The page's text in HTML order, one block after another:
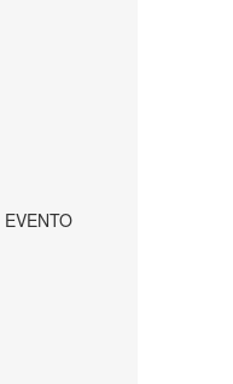
EVENTO